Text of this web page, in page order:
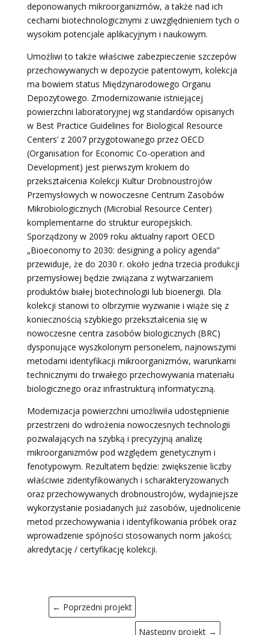
deponowanych mikroorganizmów, a także nad ich
cechami biotechnologicznymi z uwzględnieniem tych o
wysokim potencjale aplikacyjnym i naukowym.
Umożliwi to także właściwe zabezpieczenie szczepów
przechowywanych w depozycie patentowym, kolekcja
ma bowiem status Międzynarodowego Organu
Depozytowego. Zmodernizowanie istniejącej
powierzchni laboratoryjnej wg standardów opisanych
w Best Practice Guidelines for Biological Resource
Centers’ z 2007 przygotowanego przez OECD
(Organisation for Economic Co-operation and
Development) jest pierwszym krokiem do
przekształcenia Kolekcji Kultur Drobnoustrojów
Przemysłowych w nowoczesne Centrum Zasobów
Mikrobiologicznych (Microbial Resource Center)
komplementarne do struktur europejskich.
Sporządzony w 2009 roku aktualny raport OECD
„Bioeconomy to 2030: designing a policy agenda”
przewiduje, że do 2030 r. około jedna trzecia produkcji
przemysłowej będzie związana z wytwarzaniem
produktów białej biotechnologii lub bioenergii. Dla
kolekcji stanowi to olbrzymie wyzwanie i wiąże się z
koniecznością szybkiego przekształcenia się w
nowoczesne centra zasobów biologicznych (BRC)
dysponujące wyszkolonym personelem, najnowszymi
metodami identyfikacji mikroorganizmów, warunkami
technicznymi do trwałego przechowywania materiału
biologicznego oraz infrastrukturą informatyczną.
Modernizacja powierzchni umożliwiła udostępnienie
przestrzeni do wdrożenia nowoczesnych technologii
pozwalających na szybką i precyzyjną analizę
mikroorganizmów pod względem genetycznym i
fenotypowym. Rezultatem będzie: zwiększenie liczby
właściwie zidentyfikowanych i scharakteryzowanych
oraz przechowywanych drobnoustrojów, wydajniejsze
wykorzystanie posiadanych już zasobów, ujednolicenie
metod przechowywania i identyfikowania próbek oraz
wprowadzenie spójności stosowanych norm jakości;
akredytację / certyfikację kolekcji.
← Poprzedni projekt
Następny projekt →